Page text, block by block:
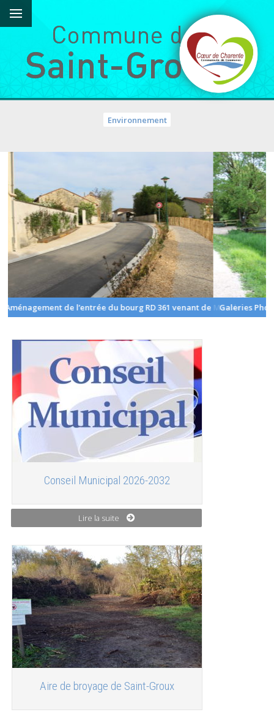
Environnement
bourg RD 361 venant de MansleGaleries Photos
Conseil Municipal 2026-2032
Lire la suite
Aire de broyage de Saint-Groux